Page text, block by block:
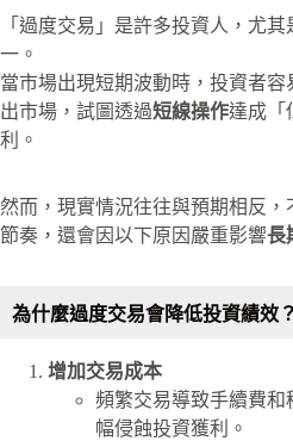
「過度交易」是許多投資人，尤
一。
當市場出現短期波動時，投資者
出市場，試圖透過短線操作達成「
利。
然而，現實情況往往與預期相反
節奏，還會因以下原因嚴重影響長
為什麼過度交易會降低投資績效？
增加交易成本
頻繁交易導致手續費和
幅侵蝕投資獲利。